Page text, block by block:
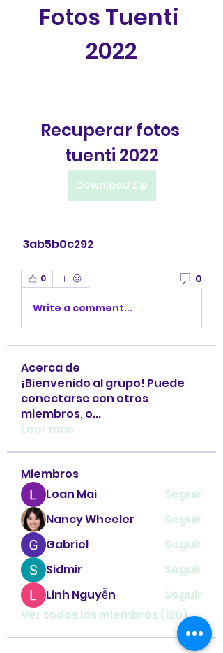
Fotos Tuenti
2022
Recuperar fotos
tuenti 2022
Download Zip
3ab5b0c292
0 0
Write a comment...
Acerca de
¡Bienvenido al grupo! Puede
conectarse con otros
miembros, o...
Leer más
Miembros
Loan Mai
Seguir
Nancy Wheeler
Seguir
Gabriel
Seguir
Sidmir
Seguir
Linh Nguyễn
Seguir
Ver todos los miembros (120)